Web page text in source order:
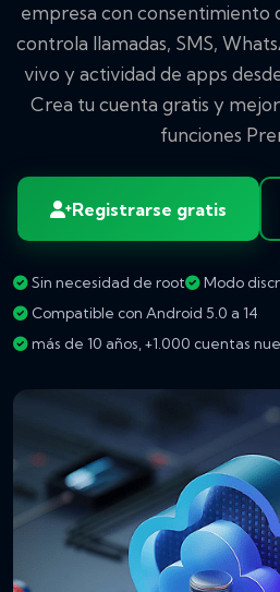
empresa con consentimiento
controla llamadas, SMS,
vivo y actividad de apps
Crea tu cuenta gratis y
funciones
Registrarse gratis
Sin necesidad de root
Modo
Compatible con Android 5.0 a 14
más de 10 años, +1.000 cuentas